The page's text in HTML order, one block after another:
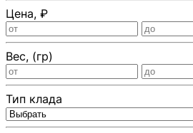
Цена, ₽
Вес, (гр)
Тип клада